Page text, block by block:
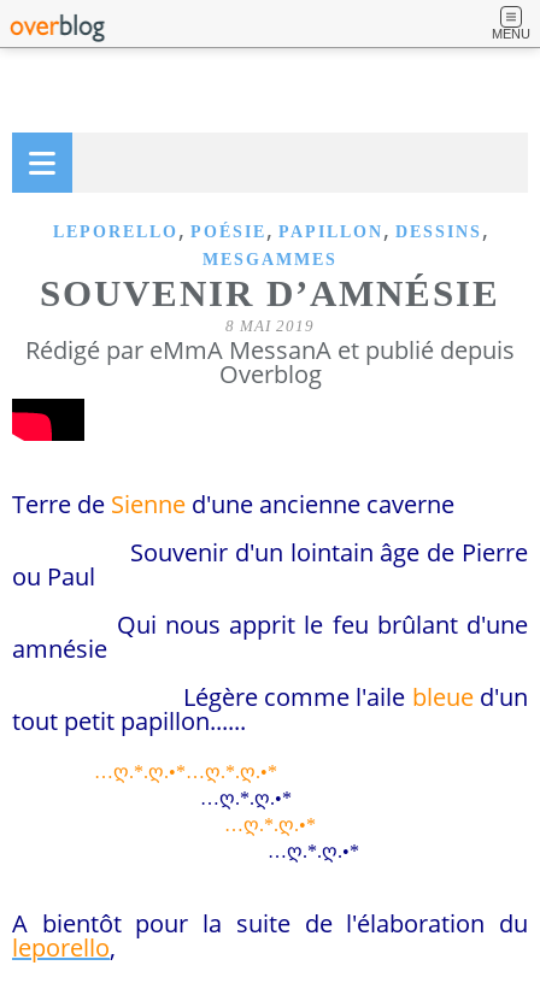
MENU
LEPORELLO , POÉSIE , PAPILLON , DESSINS ,
MESGAMMES
SOUVENIR D’AMNÉSIE
8 MAI 2019
Rédigé par eMmA MessanA et publié depuis
Overblog
Terre de Sienne d'une ancienne caverne
Souvenir d'un lointain âge de Pierre
ou Paul
Qui nous apprit le feu brûlant d'une
amnésie
Légère comme l'aile bleued'un
tout petit papillon......
…ღ.*.ღ.•*…ღ.*.ღ.•*
…ღ.*.ღ.•*
…ღ.*.ღ.•*
…ღ.*.ღ.•*
A bientôt pour la suite de l'élaboration du
leporello,